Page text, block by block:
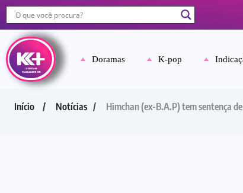
Doramas K-pop
Início Notícias Himchan (ex-B.A.P) tem sentença